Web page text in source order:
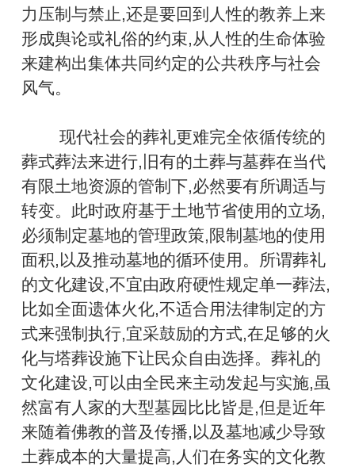
力压制与禁止,还是要回到人性的教养上来
形成舆论或礼俗的约束,从人性的生命体验
来建构出集体共同约定的公共秩序与社会
风气。
现代社会的葬礼更难完全依循传统的
葬式葬法来进行,旧有的土葬与墓葬在当代
有限土地资源的管制下,必然要有所调适与
转变。此时政府基于土地节省使用的立场,
必须制定墓地的管理政策,限制墓地的使用
面积,以及推动墓地的循环使用。所谓葬礼
的文化建设,不宜由政府硬性规定单一葬法,
比如全面遗体火化,不适合用法律制定的方
式来强制执行,宜采鼓励的方式,在足够的火
化与塔葬设施下让民众自由选择。葬礼的
文化建设,可以由全民来主动发起与实施,虽
然富有人家的大型墓园比比皆是,但是近年
来随着佛教的普及传播,以及墓地减少导致
土葬成本的大量提高,人们在务实的文化教